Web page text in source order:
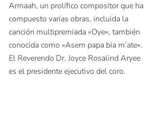
Armaah, un prolífico compositor que ha
compuesto varias obras, incluida la
canción multipremiada «Oye», también
conocida como «Asem papa bia m’ate».
El Reverendo Dr. Joyce Rosalind Aryee
es el presidente ejecutivo del coro.